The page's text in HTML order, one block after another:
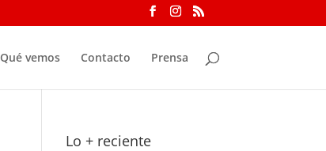
Qué vemos Contacto Prensa
Lo + reciente